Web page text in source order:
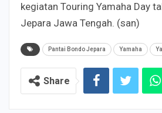
kegiatan Touring Yamaha Day
Jepara Jawa Tengah. (san)
Pantai Bondo Jepara Yamaha
Share